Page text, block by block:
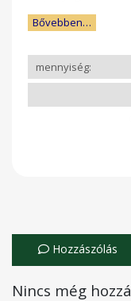
Bővebben…
Hozzászólás
Nincs még